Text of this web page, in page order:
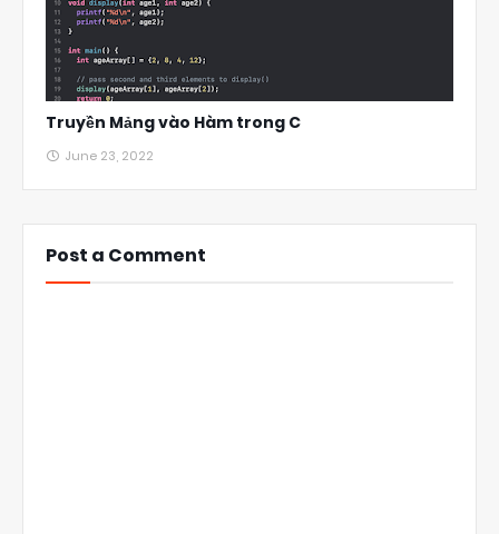
Truyền Mảng vào Hàm trong C
June 23, 2022
Post a Comment